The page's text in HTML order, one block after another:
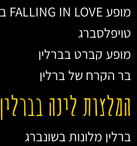
מופע FALLING IN LOVE בברלין
טויפלסברג
מופע קברט בברלין
בר הקרח של ברלין
המלצות לינה בברלין
ברלין מלונות בשונברג